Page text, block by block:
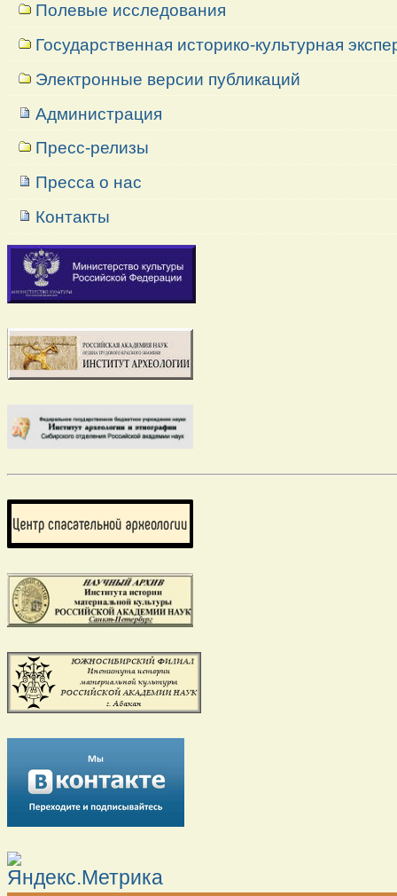
Полевые исследования
Государственная историко-культурная
Электронные версии публикаций
Администрация
Пресс-релизы
Пресса о нас
Контакты